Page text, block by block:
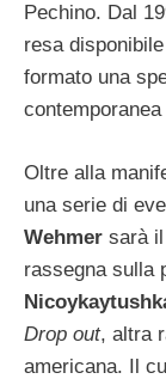
Pechino. Dal
resa
formato una
Oltre alla
una serie di
Wehmer sarà
rassegna sulla
Drop out, altra
americana. Il